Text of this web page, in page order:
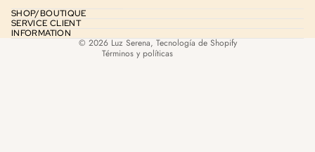
SHOP/BOUTIQUE
SERVICE CLIENT
INFORMATION
© 2026 Luz Serena, Tecnología de Shopify
Términos y políticas
Aviso legal
Política de cancelación